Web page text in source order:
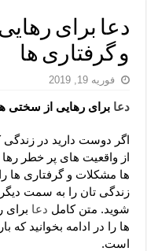
معجزات دعای یا من اظهر
مهم ترین اذکار الهی و
دعا برای ترس بچه ها در
لا حول ولا قوة الا بالله
دعای قوی رفع ترس –
دعا برای پولدار شدن در
دعا برای
و گرفتاری ها
فوریه 19, 2019
دعا برای رهایی از سختی
اگر دوست دارید در زندگی
از واقعیت های پر خطر
ها مشکلات و گرفتاری ها را
زندگی تان را به سمت
شوید. متن کامل دعا برای
ها را در ادامه بخوانید که
است.